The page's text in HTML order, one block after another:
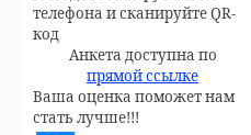
телефона и сканируйте QR-
код
Анкета доступна по
прямой ссылке
Ваша оценка поможет нам
стать лучше!!!